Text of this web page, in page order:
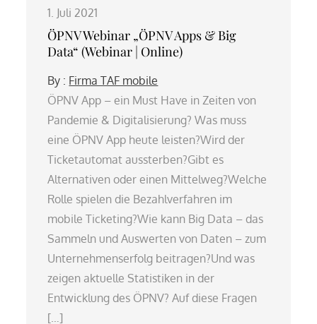
1. Juli 2021
ÖPNV Webinar „ÖPNV Apps & Big
Data“ (Webinar | Online)
By : Firma TAF mobile
ÖPNV App – ein Must Have in Zeiten von
Pandemie & Digitalisierung? Was muss
eine ÖPNV App heute leisten?Wird der
Ticketautomat aussterben?Gibt es
Alternativen oder einen Mittelweg?Welche
Rolle spielen die Bezahlverfahren im
mobile Ticketing?Wie kann Big Data – das
Sammeln und Auswerten von Daten – zum
Unternehmenserfolg beitragen?Und was
zeigen aktuelle Statistiken in der
Entwicklung des ÖPNV? Auf diese Fragen
[…]